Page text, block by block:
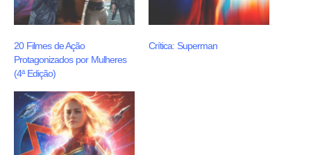
20 Filmes de Ação
Protagonizados por Mulheres
(4ª Edição)
Crítica: Superman